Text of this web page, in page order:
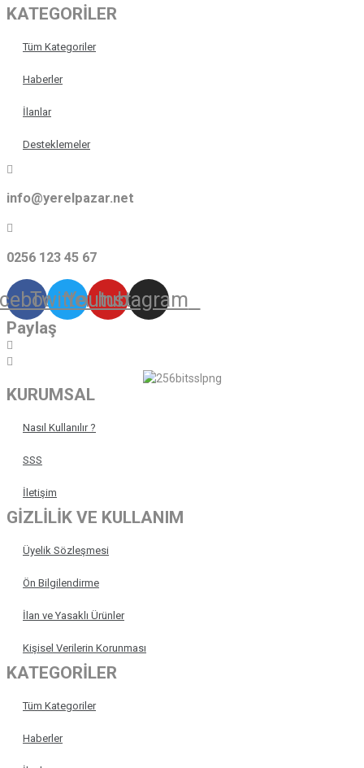
KATEGORİLER
Tüm Kategoriler
Haberler
İlanlar
Desteklemeler
info@yerelpazar.net
0256 123 45 67
TwitterYoutube
Instagram
Paylaş
KURUMSAL
Nasıl Kullanılır ?
SSS
İletişim
GİZLİLİK VE KULLANIM
Üyelik Sözleşmesi
Ön Bilgilendirme
İlan ve Yasaklı Ürünler
Kişisel Verilerin Korunması
KATEGORİLER
Tüm Kategoriler
Haberler